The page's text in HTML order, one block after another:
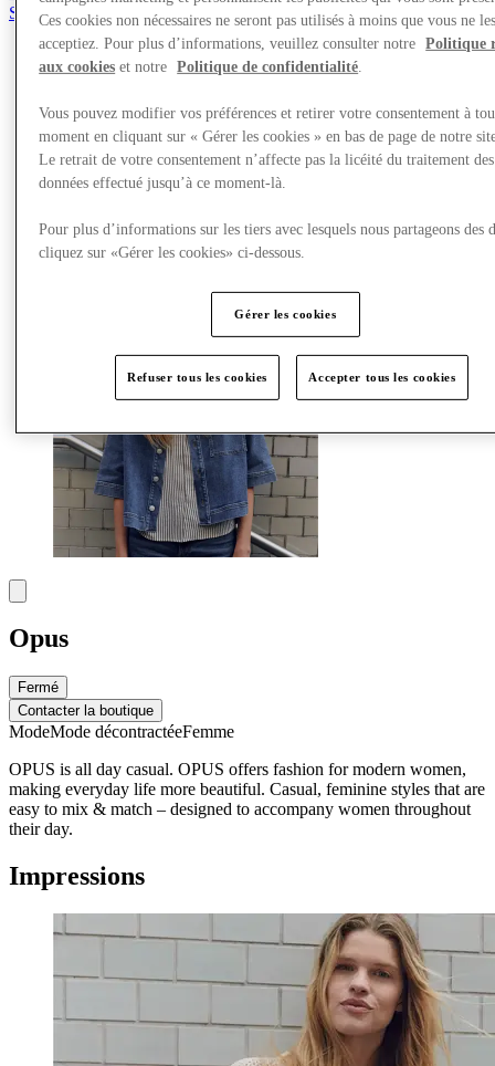
Sauvé
fr
Magasins
Aire de jeux pour enfants
Mangez et buvez
Cartes cadeaux
Services
Plus
Opus
Fermé
Contacter la boutique
ModeMode décontractéeFemme
OPUS is all day casual. OPUS offers fashion for modern women,
making everyday life more beautiful. Casual, feminine styles that are
easy to mix & match – designed to accompany women throughout
their day.
Impressions
Ces cookies non nécessaires ne seront pas utilisés à moins que vous ne
acceptiez. Pour plus d’informations, veuillez consulter notre
Politique
aux cookies et notre Politique de confidentialité
Vous pouvez modifier vos préférences et retirer votre consentement à
moment en cliquant sur « Gérer les cookies » en bas de page de notre
Le retrait de votre consentement n’affecte pas la licéité du traitement des
données effectué jusqu’à ce moment-là.
Pour plus d’informations sur les tiers avec lesquels nous partageons des
cliquez sur «Gérer les cookies» ci-dessous.
Gérer les cookies
Refuser tous les cookies Accepter tous les cookies